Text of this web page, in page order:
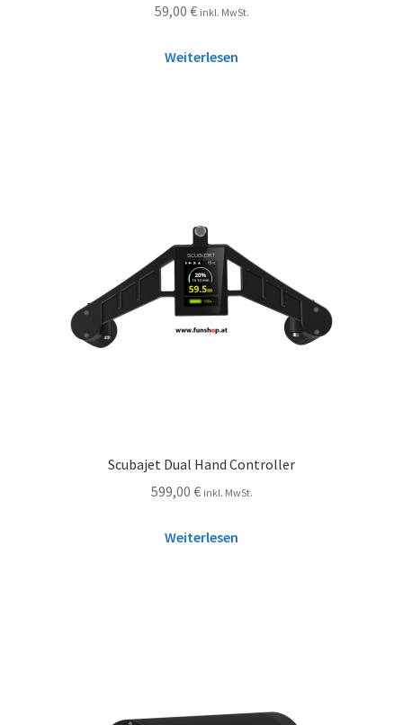
59,00 € inkl. MwSt.
Weiterlesen
Scubajet Dual Hand Controller
599,00 € inkl. MwSt.
Weiterlesen